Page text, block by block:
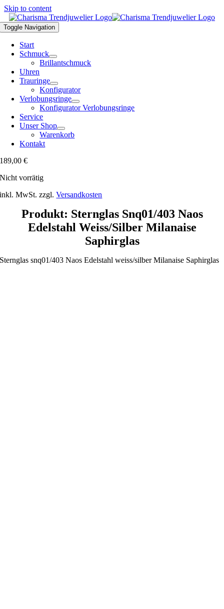
Skip to content
Toggle Navigation
Start
Schmuck
Brillantschmuck
Uhren
Trauringe
Konfigurator
Verlobungsringe
Konfigurator Verlobungsringe
Service
Unser Shop
Warenkorb
Kontakt
189,00€
Nicht vorrätig
inkl. MwSt. zzgl.Versandkosten
Produkt: Sternglas Snq01/403 Naos
Edelstahl Weiss/silber Milanaise
Saphirglas
Sternglas snq01/403 Naos Edelstahl weiss/silber Milanaise Saphirglas